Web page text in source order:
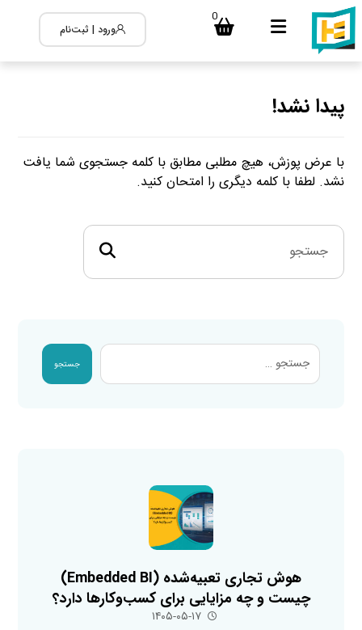
0
ورود | ثبت‌نام
پیدا نشد!
با عرض پوزش، هیچ مطلبی مطابق با کلمه جستجوی شما یافت
نشد. لطفا با کلمه دیگری را امتحان کنید.
جستجو
هوش تجاری تعبیه‌شده (Embedded BI)
چیست و چه مزایایی برای کسب‌وکارها دارد؟
۱۴۰۵-۰۵-۱۷